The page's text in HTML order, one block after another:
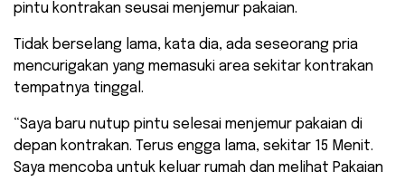
pintu kontrakan seusai menjemur pakaian.
Tidak berselang lama, kata dia, ada seseorang pria
mencurigakan yang memasuki area sekitar kontrakan
tempatnya tinggal.
“Saya baru nutup pintu selesai menjemur pakaian di
depan kontrakan. Terus engga lama, sekitar 15 Menit.
Saya mencoba untuk keluar rumah dan melihat Pakaian